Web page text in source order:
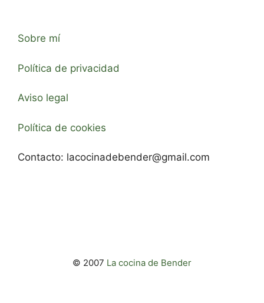
Sobre mí
Política de privacidad
Aviso legal
Política de cookies
Contacto: lacocinadebender@gmail.com
© 2007 La cocina de Bender